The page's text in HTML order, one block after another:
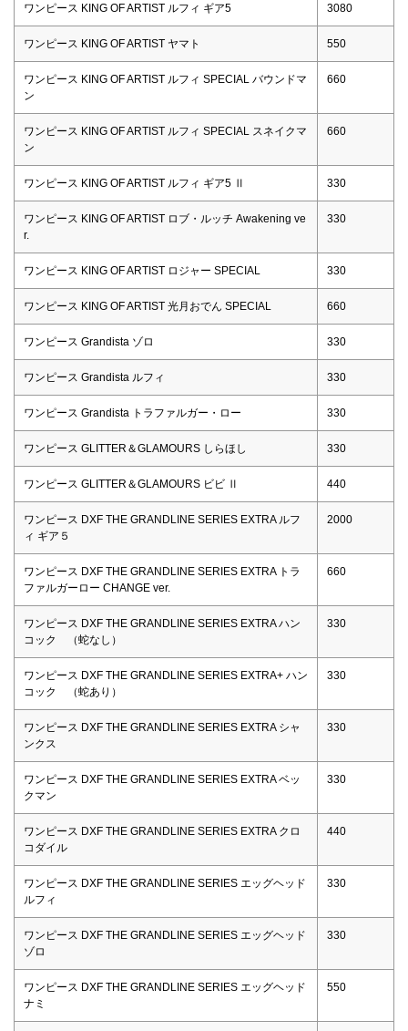
ワンピース KING OF ARTIST ルフィ ギア5 3080
ワンピース KING OF ARTIST ヤマト 550
ワンピース KING OF ARTIST ルフィ SPECIAL バウンドマ
ン
660
ワンピース KING OF ARTIST ルフィ SPECIAL スネイクマ
ン
660
ワンピース KING OF ARTIST ルフィ ギア5 Ⅱ 330
ワンピース KING OF ARTIST ロブ・ルッチ Awakening ve
r.
330
ワンピース KING OF ARTIST ロジャー SPECIAL 330
ワンピース KING OF ARTIST 光月おでん SPECIAL 660
ワンピース Grandista ゾロ 330
ワンピース Grandista ルフィ 330
ワンピース Grandista トラファルガー・ロー 330
ワンピース GLITTER＆GLAMOURS しらほし 330
ワンピース GLITTER＆GLAMOURS ビビ Ⅱ 440
ワンピース DXF THE GRANDLINE SERIES EXTRA ルフ
ィ ギア５
2000
ワンピース DXF THE GRANDLINE SERIES EXTRA トラ
ファルガーロー CHANGE ver.
660
ワンピース DXF THE GRANDLINE SERIES EXTRA ハン
コック （蛇なし）
330
ワンピース DXF THE GRANDLINE SERIES EXTRA+ ハン
コック （蛇あり）
330
ワンピース DXF THE GRANDLINE SERIES EXTRA シャ
ンクス
330
ワンピース DXF THE GRANDLINE SERIES EXTRA ベッ
クマン
330
ワンピース DXF THE GRANDLINE SERIES EXTRA クロ
コダイル
440
ワンピース DXF THE GRANDLINE SERIES エッグヘッド
ルフィ
330
ワンピース DXF THE GRANDLINE SERIES エッグヘッド
ゾロ
330
ワンピース DXF THE GRANDLINE SERIES エッグヘッド
ナミ
550